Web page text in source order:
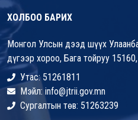
ХОЛБОО БАРИХ
Монгол Улсын дээд шүүх
дүгээр хороо, Бага тойруу
Утас: 51261811
Мэйл: info@jtrii.gov.mn
Сургалтын төв: 51263239